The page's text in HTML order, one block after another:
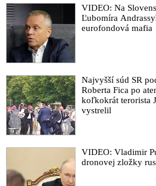
VIDEO: Na
Ľubomíra
eurofondová mafia
Najvyšší súd SR
Roberta Fica po
koľkokrát terorista
vystrelil
VIDEO: Vladimir
dronovej zložky